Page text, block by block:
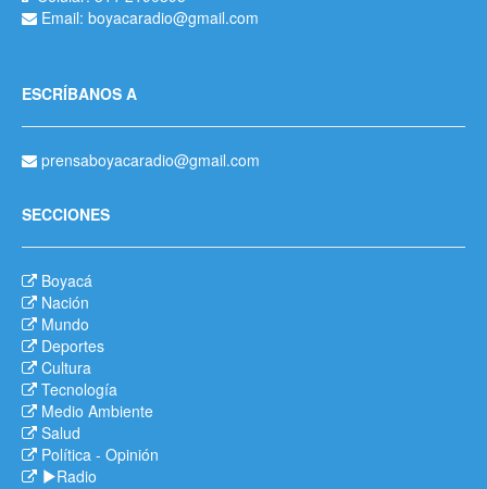
Email: boyacaradio@gmail.com
ESCRÍBANOS A
prensaboyacaradio@gmail.com
SECCIONES
Boyacá
Nación
Mundo
Deportes
Cultura
Tecnología
Medio Ambiente
Salud
Política - Opinión
Radio